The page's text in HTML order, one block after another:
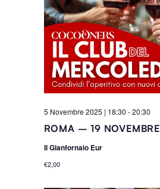
ROMA – 19 NOVEMBRE
5 Novembre 2025 | 18:30 -20:30
Il Gianfornaio Eur
€2,00